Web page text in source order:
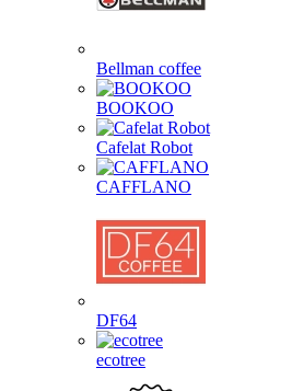
Bellman coffee
BOOKOO
Cafelat Robot
CAFFLANO
DF64
ecotree